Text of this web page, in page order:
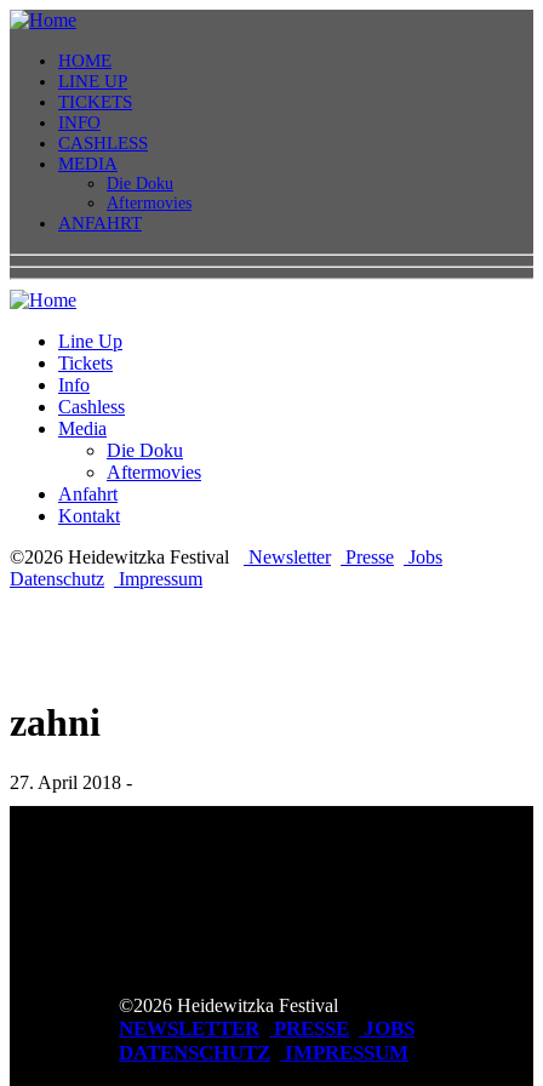
HOME
LINE UP
TICKETS
INFO
CASHLESS
MEDIA
Die Doku
Aftermovies
ANFAHRT
Line Up
Tickets
Info
Cashless
Media
Die Doku
Aftermovies
Anfahrt
Kontakt
©2026 Heidewitzka Festival
Newsletter Presse
Jobs
Datenschutz
Impressum
zahni
27. April 2018 -
©2026 Heidewitzka Festival
NEWSLETTER PRESSE
JOBS
DATENSCHUTZ
IMPRESSUM